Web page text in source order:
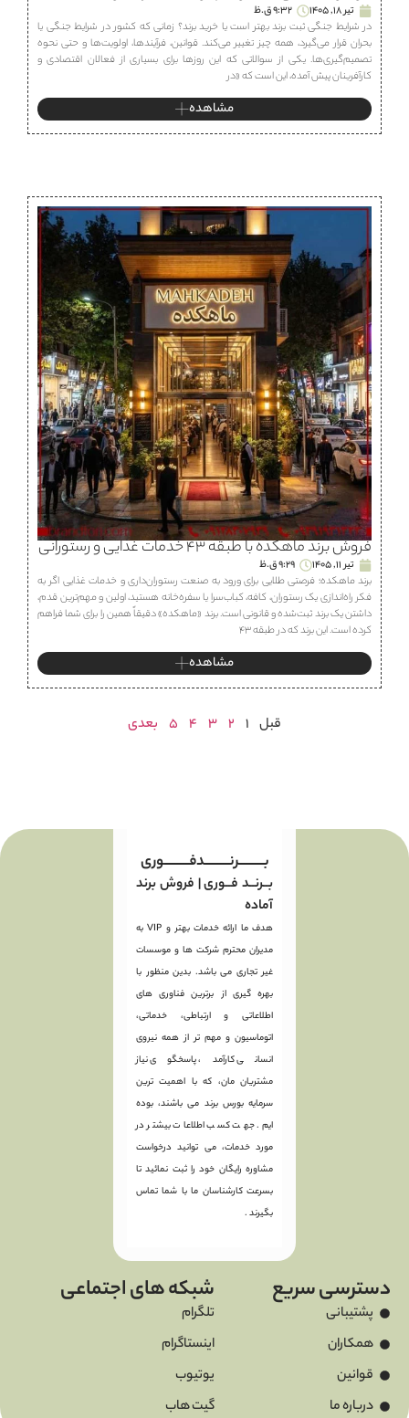
تیر 18, 1405
9:32 ق.ظ
در شرایط جنگی ثبت برند بهتر است یا خرید برند؟ زمانی که کشور در شرایط جنگی یا
بحران قرار می‌گیرد، همه چیز تغییر می‌کند. قوانین، فرآیندها، اولویت‌ها و حتی نحوه
تصمیم‌گیری‌ها. یکی از سوالاتی که این روزها برای بسیاری از فعالان اقتصادی و
کارآفرینان پیش آمده، این است که «در
مشاهده
فروش برند ماهكده با طبقه ۴۳ خدمات غذایی و رستورانی
تیر 11, 1405
9:29 ق.ظ
برند ماهكده؛ فرصتی طلایی برای ورود به صنعت رستوران‌داری و خدمات غذایی اگر به
فکر راه‌اندازی یک رستوران، كافه، كباب‌سرا یا سفره‌خانه هستید، اولین و مهم‌ترین قدم،
داشتن یک برند ثبت‌شده و قانونی است. برند «ماهكده» دقیقاً همین را برای شما فراهم
کرده است. این برند که در طبقه ۴۳
مشاهده
قبل 1
2
3
4
5 بعدی
بـــــــــرنـــــــــدفـــــــــوری
بــرنــد فــوری | فروش برند
آماده
هدف ما ارائه خدمات بهتر و VIP به
مدیران محترم شرکت ها و موسسات
غیر تجاری می باشد. بدین منظور با
بهره گیری از برترین فناوری های
اطلاعاتی و ارتباطی، خدماتی،
اتوماسیون و مهم تر از همه نیروی
انسانی کارآمد، پاسخگوی نیاز
مشتریان مان، که با اهمیت ترین
سرمایه بورس برند می باشند، بوده
ایم. جهت کسب اطلاعات بیشتر در
مورد خدمات، می توانید درخواست
مشاوره رایگان خود را ثبت نمائید تا
بسرعت کارشناسان ما با شما تماس
بگیرند .
دسترسی سریع
پشتیبانی
همکاران
قوانین
درباره ما
شبکه های اجتماعی
تلگرام
اینستاگرام
یوتیوب
گیت هاب